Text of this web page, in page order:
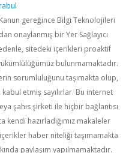
Kanun gereğince Bilgi Teknolojileri
onaylanmış bir Yer Sağlayıcı
sitedeki içerikleri proaktif
bulunmamaktadır.
sorumluluğunu taşımakta olup,
etmiş sayılırlar. Bu internet
şahıs şirketi ile hiçbir bağlantısı
kendi hazırladığımız makaleler
haber niteliği taşımamakta
paylaşım yapılmamaktadır.